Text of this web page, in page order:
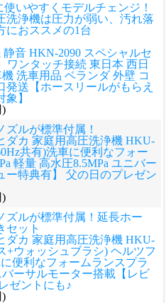
いやすくモデルチェンジ！
洗浄機は圧力が弱い、汚れ落
おススメの1台
音 HKN-2090 スペシャルセ
ワンタッチ接続 東日本 西日
洗車用品 ベランダ 外壁 コ
【ホースリールがもらえ
】
)
ルが標準付属！
ダカ 家庭用高圧洗浄機 HKU-
共有)洗車に便利なフォー
軽量 高水圧8.5MPa ユニバー
ー特典有】 父の日のプレゼン
)
ズルが標準付属！延長ホー
セット
ダカ 家庭用高圧洗浄機 HKU-
+ウォッシュブラシ) ヘルツフ
便利なフォームランスプラ
バーサルモーター搭載【レビ
ゼントにも♪
)